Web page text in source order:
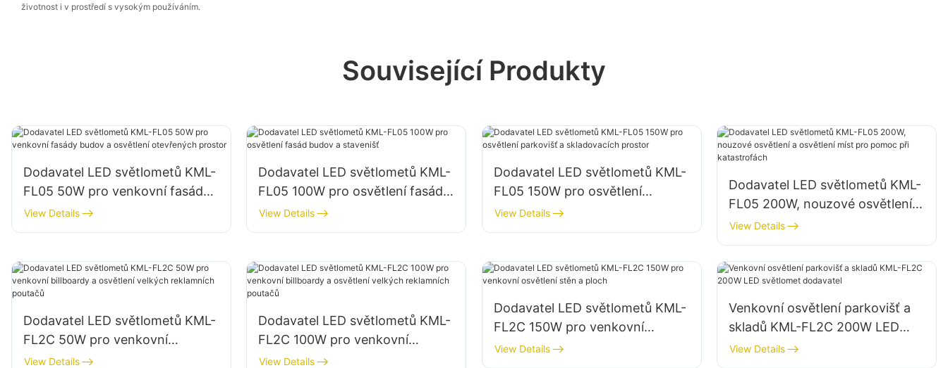
životnost i v prostředí s vysokým používáním.
Související Produkty
Dodavatel LED světlometů KML-
FL05 50W pro venkovní fasády
budov a osvětlení otevřených
prostor
View Details
Dodavatel LED světlometů KML-
FL05 100W pro osvětlení fasád
budov a stavenišť
View Details
Dodavatel LED světlometů KML-
FL05 150W pro osvětlení
parkovišť a skladovacích prostor
View Details
Dodavatel LED světlometů KML-
FL05 200W, nouzové osvětlení a
osvětlení míst pro pomoc při
katastrofách
View Details
Dodavatel LED světlometů KML-
FL2C 50W pro venkovní
billboardy a osvětlení velkých
View Details
Dodavatel LED světlometů KML-
FL2C 100W pro venkovní
billboardy a osvětlení velkých
View Details
Dodavatel LED světlometů KML-
FL2C 150W pro venkovní
osvětlení stěn a ploch
View Details
Venkovní osvětlení parkovišť a
skladů KML-FL2C 200W LED
světlomet dodavatel
View Details